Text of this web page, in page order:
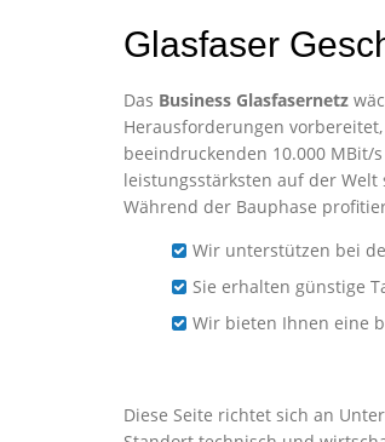
Glasfaser
Das Business Glasfasernetz
Herausforderungen
beeindruckenden 10.000 MBit/
leistungsstärksten auf der Welt
Während der Bauphase
Wir unterstützen bei
Sie erhalten günstige
Wir bieten Ihnen eine
Diese Seite richtet sich an